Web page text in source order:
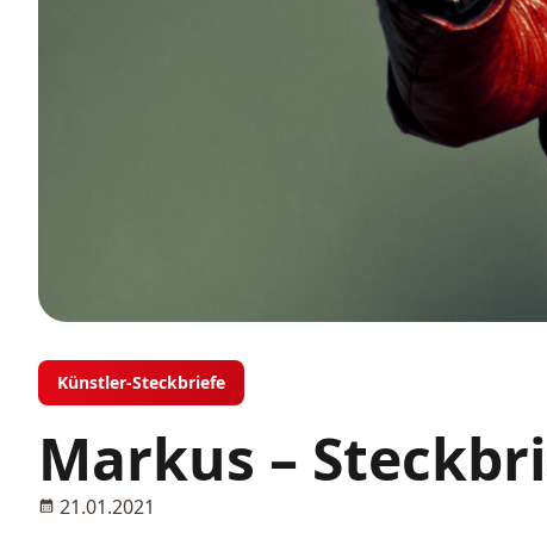
Künstler-Steckbriefe
Markus –
21.01.2021